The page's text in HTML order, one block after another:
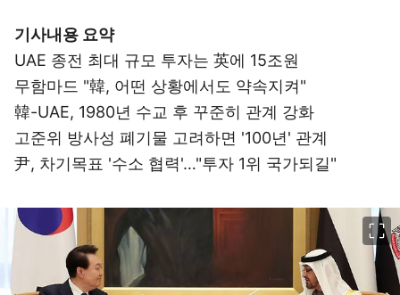
기사내용 요약
UAE 종전 최대 규모 투자는 英에 15조원
무함마드 "韓, 어떤 상황에서도 약속지켜"
韓-UAE, 1980년 수교 후 꾸준히 관계 강화
고준위 방사성 폐기물 고려하면 '100년' 관계
尹, 차기목표 '수소 협력'…"투자 1위 국가되길"